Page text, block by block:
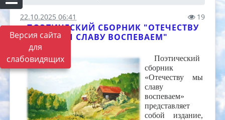
Версия сайта
для
слабовидящих
22.10.2025 06:41 19
ПОЭТИЧЕСКИЙ СБОРНИК "ОТЕЧЕСТВУ
МЫ СЛАВУ ВОСПЕВАЕМ"
Поэтический
сборник
«Отечеству мы
славу
воспеваем»
представляет
собой издание,